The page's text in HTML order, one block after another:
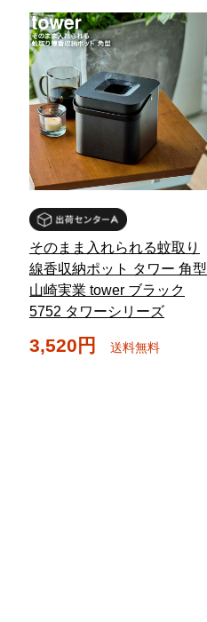
そのまま入れられる蚊取り
線香収納ポット タワー 角型
山崎実業 tower ブラック
5752 タワーシリーズ
3,520円 送料無料